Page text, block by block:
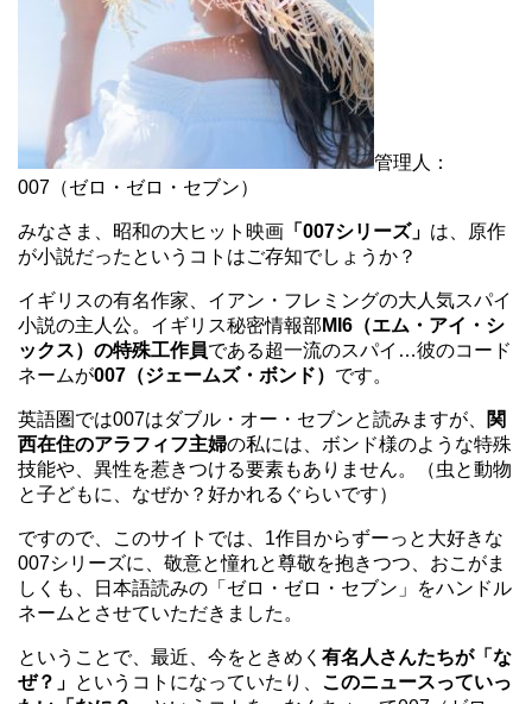
管理人：
007（ゼロ・ゼロ・セブン）
みなさま、昭和の大ヒット映画 「007シリーズ」 は、原作
が小説だったというコトはご存知でしょうか？
イギリスの有名作家、イアン・フレミングの大人気スパイ
小説の主人公。イギリス秘密情報部 MI6（エム・アイ・シ
ックス）の特殊工作員である超一流のスパイ…彼のコード
ネームが007（ジェームズ・ボンド） です。
英語圏では007はダブル・オー・セブンと読みますが、
関
西在住のアラフィフ主婦の私には、ボンド様のような特殊
技能や、異性を惹きつける要素もありません。（虫と動物
と子どもに、なぜか？好かれるぐらいです）
ですので、このサイトでは、1作目からずーっと大好きな
007シリーズに、敬意と憧れと尊敬を抱きつつ、おこがま
しくも、日本語読みの「ゼロ・ゼロ・セブン」をハンドル
ネームとさせていただきました。
ということで、最近、今をときめく 有名人さんたちが「な
ぜ？」 というコトになっていたり、 このニュースっていっ